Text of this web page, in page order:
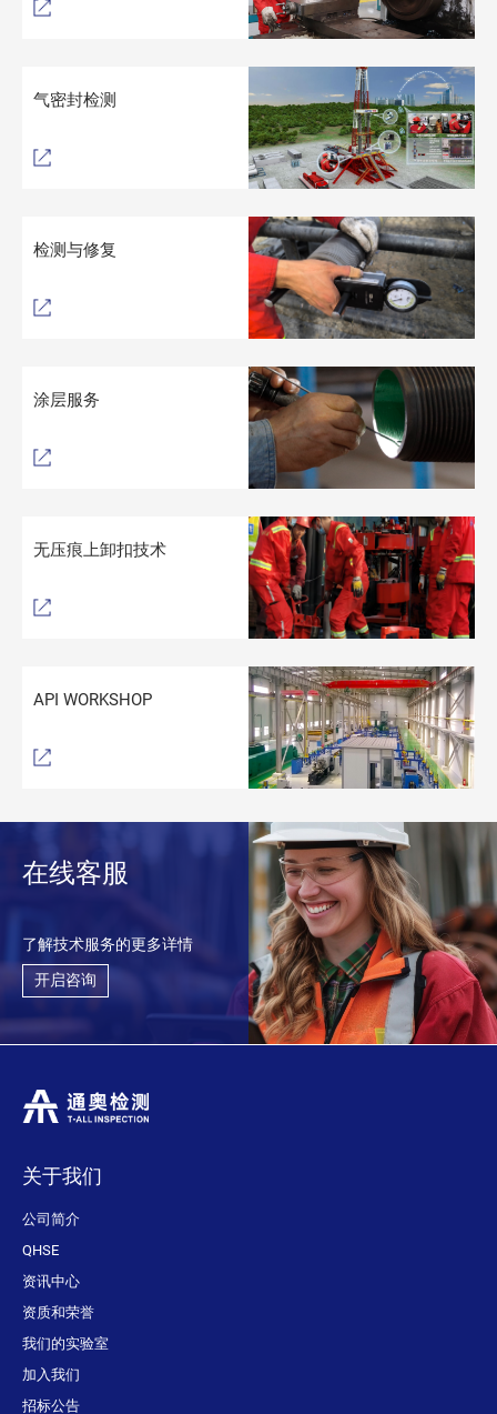
气密封检测
检测与修复
涂层服务
无压痕上卸扣技术
API WORKSHOP
在线客服
了解技术服务的更多详情
开启咨询
关于我们
公司简介
QHSE
资讯中心
资质和荣誉
我们的实验室
加入我们
招标公告